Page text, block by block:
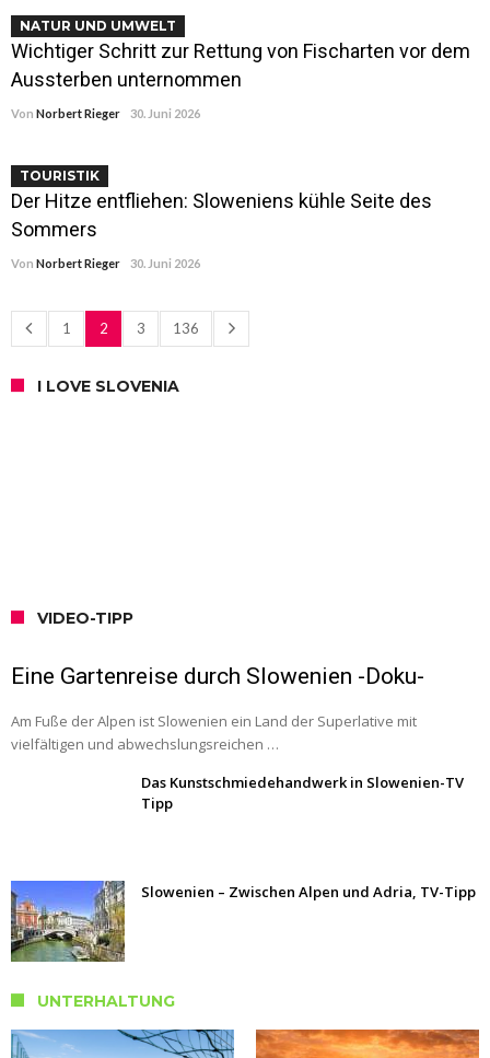
NATUR UND UMWELT
Wichtiger Schritt zur Rettung von Fischarten vor dem
Aussterben unternommen
Von Norbert Rieger 30. Juni 2026
TOURISTIK
Der Hitze entfliehen: Sloweniens kühle Seite des
Sommers
Von Norbert Rieger 30. Juni 2026
1 2 3 136
I LOVE SLOVENIA
VIDEO-TIPP
Eine Gartenreise durch Slowenien -Doku-
Am Fuße der Alpen ist Slowenien ein Land der Superlative mit
vielfältigen und abwechslungsreichen …
Das Kunstschmiedehandwerk in Slowenien-TV
Tipp
Slowenien – Zwischen Alpen und Adria, TV-Tipp
UNTERHALTUNG